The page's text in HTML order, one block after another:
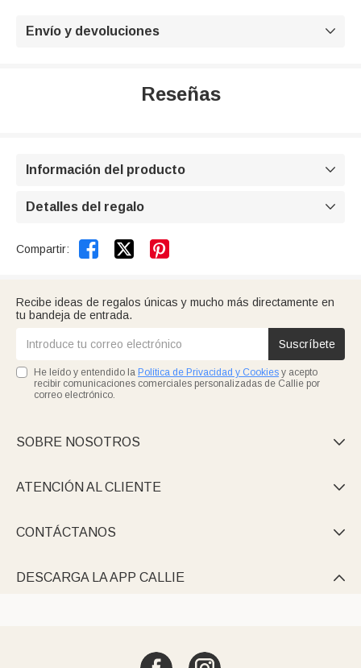
Envío y devoluciones 
Reseñas
Información del producto 
Detalles del regalo 
Compartir:  
Recibe ideas de regalos únicas y mucho más directamente en
tu bandeja de entrada.
Suscríbete
He leído y entendido la Política de Privacidad y Cookies y acepto
recibir comunicaciones comerciales personalizadas de Callie por
correo electrónico.
SOBRE NOSOTROS 
ATENCIÓN AL CLIENTE 
CONTÁCTANOS 
DESCARGA LA APP CALLIE 